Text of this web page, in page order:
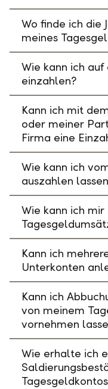
Wo finde ich die
meines
Wie kann ich
einzahlen?
Kann ich mit
oder meiner
Firma eine
Wie kann ich
auszahlen
Wie kann ich
Kann ich
Unterkonten
Kann ich
von meinem
vornehmen
Wie erhalte ich